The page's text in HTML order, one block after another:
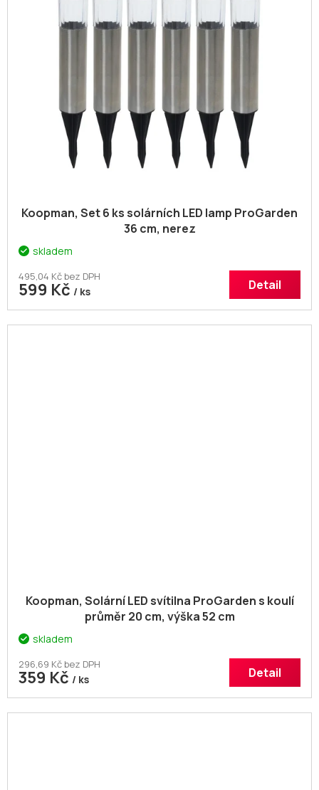
Koopman, Set 6 ks solárních LED lamp ProGarden
36 cm, nerez
skladem
495,04 Kč bez DPH
599 Kč / ks Detail
Koopman, Solární LED svítilna ProGarden s koulí
průměr 20 cm, výška 52 cm
skladem
296,69 Kč bez DPH
359 Kč / ks Detail